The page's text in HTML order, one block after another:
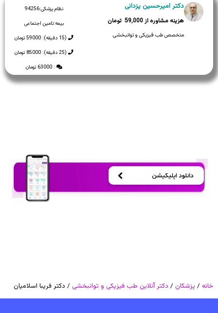
نظام پزشکی:94256
بیمه:تامین اجتماعی
(15 دقیقه): 59000 تومان
(25 دقیقه): 85000 تومان
: 63000 تومان
دکتر امیرحسین یزدانی
59,000
متخصص طب فیزیکی و توانبخشی
خانه / پزشکان / دکتر آنلاین طب فیزیکی و توانبخشی / دکتر فریبا اسلامیان